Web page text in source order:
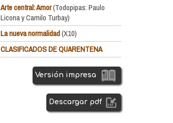
Arte central: Amor(Todopipas: Paulo
Licona y Camilo Turbay)
La nueva normalidad(X10)
CLASIFICADOS DE QUARENTENA
Versión impresa
Descargar pdf